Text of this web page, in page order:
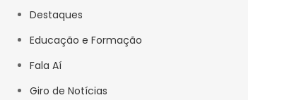
Destaques
Educação e Formação
Fala Aí
Giro de Notícias